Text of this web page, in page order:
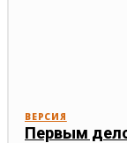
ВЕРСИЯ
Первым